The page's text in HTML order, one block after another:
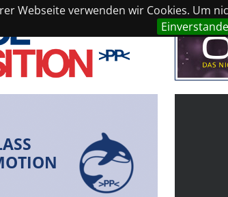
Webseite verwenden wir Cookies. Um